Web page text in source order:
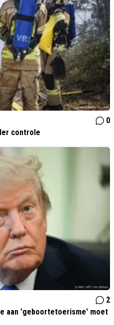
0
controle
2
aan 'geboortetoerisme' moet